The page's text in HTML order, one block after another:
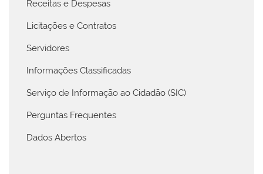
Receitas e Despesas
Licitações e Contratos
Servidores
Informações Classificadas
Serviço de Informação ao Cidadão (SIC)
Perguntas Frequentes
Dados Abertos